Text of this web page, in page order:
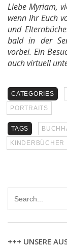
Liebe Myriam,
wenn Ihr Euch
und
bald in der
vorbei. Ein
auch virtuell
CATEGORIES
PORTRAITS
TAGS
KINDERBÜCHER
+++ UNSERE